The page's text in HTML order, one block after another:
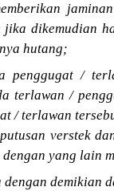
dikemudian
hutang;
penggugat /
terlawan /
/ terlawan
verstek
yang lain
dengan demikian